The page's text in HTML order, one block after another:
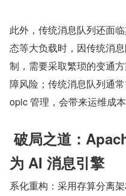
此外，传统消息队列还面
态等大负载时，因传统消
制，需要采取繁琐的变通
障风险；传统消息队列通
opic 管理，会带来运维成
破局之道：Apache RocketMQ 进化
为 AI 消息引擎
系化重构：采用存算分离